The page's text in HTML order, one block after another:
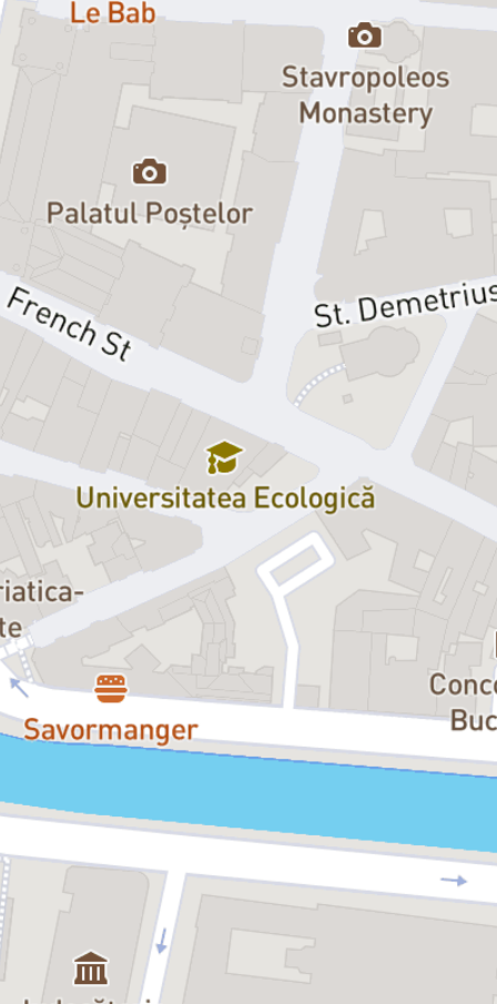
devine una pe cât de amuzantă, pe atât de explozivă.
Spectacolul face parte din conceptul „Poftă de teatru”, în care
„gurmanzii” pot savura comedii originale în timp ce se bucură de
preparatele Restaurantului Elisabeta. Ultima comandă de mâncare
se face cu 30 de minute înainte de începerea evenimentului, așa că
îți recomandăm să vii cu cel puțin o oră înainte. Te rugăm să nu
întârzii, pentru că biletele își pierd valabilitatea odată cu începerea
spectacolului.